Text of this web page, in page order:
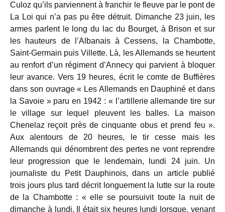
Culoz qu’ils parviennent à franchir le fleuve par le pont de
La Loi qui n’a pas pu être détruit. Dimanche 23 juin, les
armes parlent le long du lac du Bourget, à Brison et sur
les hauteurs de l’Albanais à Cessens, la Chambotte,
Saint-Germain puis Villette. Là, les Allemands se heurtent
au renfort d’un régiment d’Annecy qui parvient à bloquer
leur avance. Vers 19 heures, écrit le comte de Buffières
dans son ouvrage « Les Allemands en Dauphiné et dans
la Savoie » paru en 1942 : « l’artillerie allemande tire sur
le village sur lequel pleuvent les balles. La maison
Chenelaz reçoit près de cinquante obus et prend feu ».
Aux alentours de 20 heures, le tir cesse mais les
Allemands qui dénombrent des pertes ne vont reprendre
leur progression que le lendemain, lundi 24 juin. Un
journaliste du Petit Dauphinois, dans un article publié
trois jours plus tard décrit longuement la lutte sur la route
de la Chambotte : « elle se poursuivit toute la nuit de
dimanche à lundi. Il était six heures lundi lorsque, venant